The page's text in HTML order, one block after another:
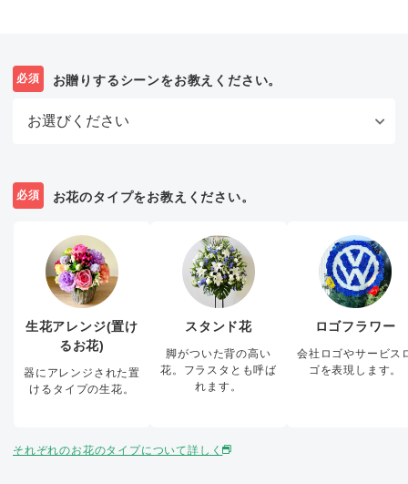
必須 お贈りするシーンをお教えください。
必須 お花のタイプをお教えください。
生花アレンジ(置け
るお花)
器にアレンジされた置
けるタイプの生花。
スタンド花
脚がついた背の高い
花。フラスタとも呼ば
れます。
ロゴフラワー
会社ロゴやサービス
ゴを表現します。
それぞれのお花のタイプについて詳しく